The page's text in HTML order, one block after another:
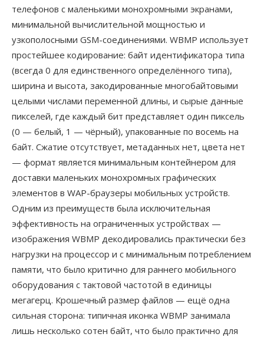
телефонов с маленькими монохромными экранами,
минимальной вычислительной мощностью и
узкополосными GSM-соединениями. WBMP использует
простейшее кодирование: байт идентификатора типа
(всегда 0 для единственного определённого типа),
ширина и высота, закодированные многобайтовыми
целыми числами переменной длины, и сырые данные
пикселей, где каждый бит представляет один пиксель
(0 — белый, 1 — чёрный), упакованные по восемь на
байт. Сжатие отсутствует, метаданных нет, цвета нет
— формат является минимальным контейнером для
доставки маленьких монохромных графических
элементов в WAP-браузеры мобильных устройств.
Одним из преимуществ была исключительная
эффективность на ограниченных устройствах —
изображения WBMP декодировались практически без
нагрузки на процессор и с минимальным потреблением
памяти, что было критично для раннего мобильного
оборудования с тактовой частотой в единицы
мегагерц. Крошечный размер файлов — ещё одна
сильная сторона: типичная иконка WBMP занимала
лишь несколько сотен байт, что было практично для